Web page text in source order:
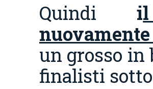
Quindii
un grosso in
finalisti